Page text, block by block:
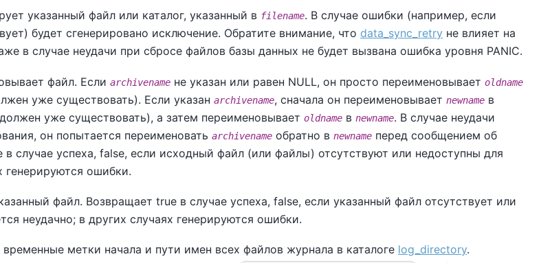
указанный файл или каталог, указанный в filename. В случае ошибки (например, если
будет сгенерировано исключение. Обратите внимание, что data_sync_retry не влияет на
в случае неудачи при сбросе файлов базы данных не будет вызвана ошибка уровня PANIC.
файл. Если archivename не указан или равен NULL, он просто переименовывает oldname
уже существовать). Если указан archivename, сначала он переименовывает newname в
уже существовать), а затем переименовывает oldname в newname. В случае неудачи
он попытается переименовать archivename обратно в newname перед сообщением об
случае успеха, false, если исходный файл (или файлы) отсутствуют или недоступны для
генерируются ошибки.
файл. Возвращает true в случае успеха, false, если указанный файл отсутствует или
неудачно; в других случаях генерируются ошибки.
метки начала и пути имен всех файлов журнала в каталоге log_directory.